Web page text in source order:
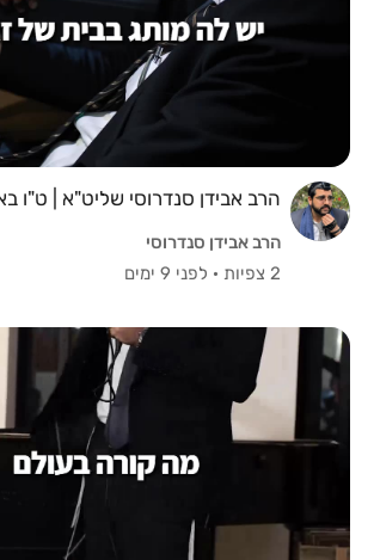
הרב אבידן סנדרוסי שליט"א | ט"ו
הרב אבידן סנדרוסי
2 צפיות
· לפני 9 ימים